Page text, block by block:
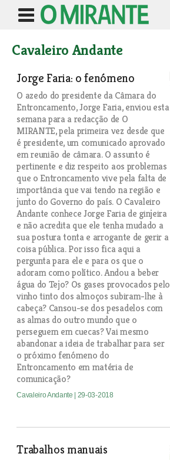
Cavaleiro Andante
Jorge Faria: o fenómeno
O azedo do presidente da Câmara do
Entroncamento, Jorge Faria, enviou esta
semana para a redacção de O
MIRANTE, pela primeira vez desde que
é presidente, um comunicado aprovado
em reunião de câmara. O assunto é
pertinente e diz respeito aos problemas
que o Entroncamento vive pela falta de
importância que vai tendo na região e
junto do Governo do país. O Cavaleiro
Andante conhece Jorge Faria de ginjeira
e não acredita que ele tenha mudado a
sua postura tonta e arrogante de gerir a
coisa pública. Por isso fica aqui a
pergunta para ele e para os que o
adoram como político. Andou a beber
água do Tejo? Os gases provocados pelo
vinho tinto dos almoços subiram-lhe à
cabeça? Cansou-se dos pesadelos com
as almas do outro mundo que o
perseguem em cuecas? Vai mesmo
abandonar a ideia de trabalhar para ser
o próximo fenómeno do
Entroncamento em matéria de
comunicação?
Cavaleiro Andante | 29-03-2018
Trabalhos manuais